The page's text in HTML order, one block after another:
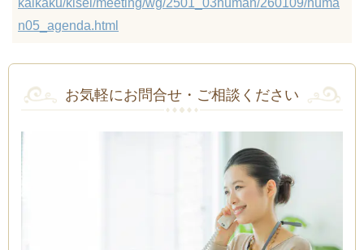
kaikaku/kisei/meeting/wg/2501_03human/260109/huma
n05_agenda.html
お気軽にお問合せ・ご相談ください